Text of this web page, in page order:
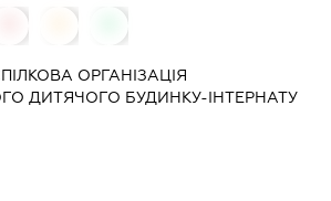
ОРГАНІЗАЦІЯ
ДИТЯЧОГО БУДИНКУ-ІНТЕРНАТУ